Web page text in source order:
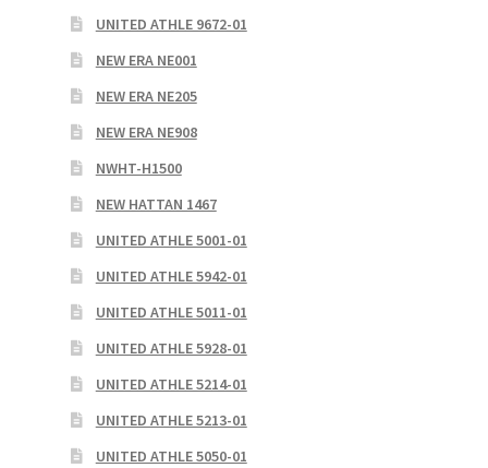
UNITED ATHLE 9672-01
NEW ERA NE001
NEW ERA NE205
NEW ERA NE908
NWHT-H1500
NEW HATTAN 1467
UNITED ATHLE 5001-01
UNITED ATHLE 5942-01
UNITED ATHLE 5011-01
UNITED ATHLE 5928-01
UNITED ATHLE 5214-01
UNITED ATHLE 5213-01
UNITED ATHLE 5050-01